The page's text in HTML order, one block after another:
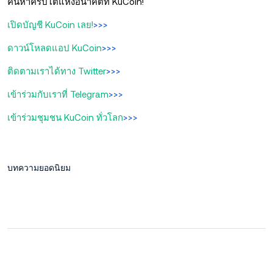
เปิดบัญชี KuCoin เลย!>>>
ดาวน์โหลดแอป KuCoin>>>
ติดตามเราได้ทาง Twitter>>>
เข้าร่วมกับเราที่ Telegram>>>
เข้าร่วมชุมชน KuCoin ทั่วโลก>>>
บทความยอดนิยม